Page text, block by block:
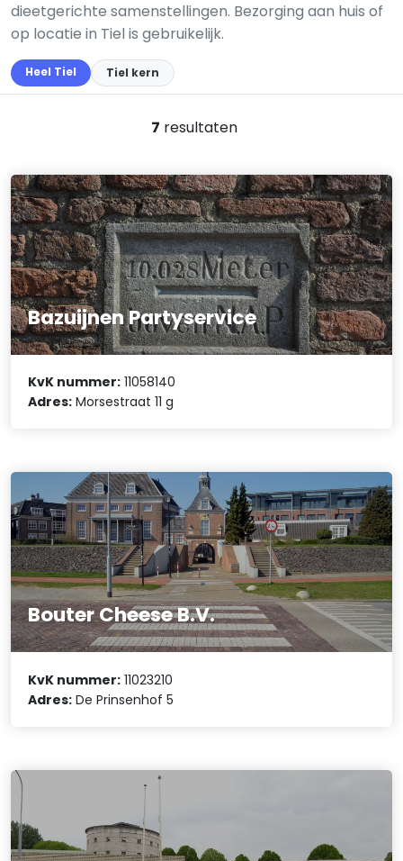
dieetgerichte samenstellingen. Bezorging aan huis of
op locatie in Tiel is gebruikelijk.
Heel Tiel Tiel kern
7 resultaten
Bazuijnen Partyservice
KvK nummer: 11058140
Adres: Morsestraat 11 g
Bouter Cheese B.V.
KvK nummer: 11023210
Adres: De Prinsenhof 5